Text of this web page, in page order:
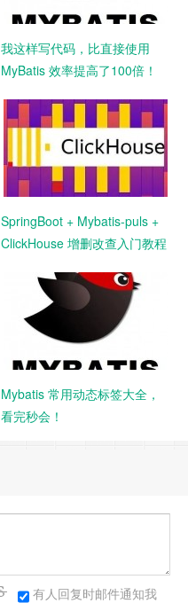
我这样写代码，比直接使用
MyBatis 效率提高了100倍！
SpringBoot + Mybatis-puls +
ClickHouse 增删改查入门教程
Mybatis 常用动态标签大全，
看完秒会！
有人回复时邮件通知我